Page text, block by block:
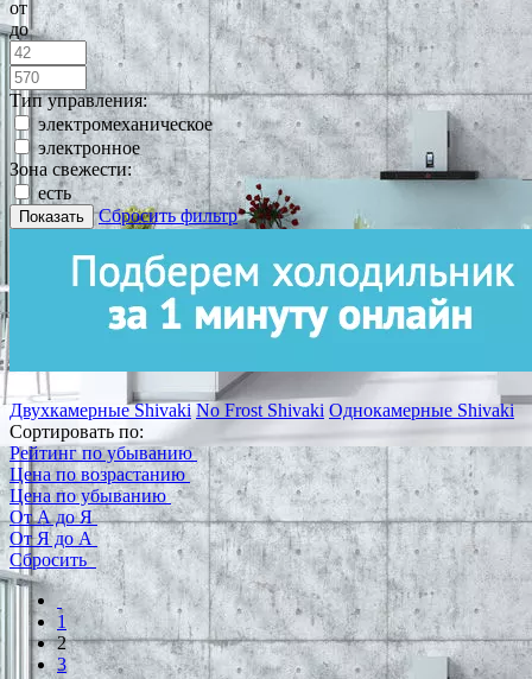
от
до
Тип управления:
электромеханическое
электронное
Зона свежести:
есть
Показать Сбросить фильтр
Двухкамерные Shivaki No Frost Shivaki Однокамерные Shivaki
Сортировать по:
Рейтинг по убыванию
Цена по возрастанию
Цена по убыванию
От А до Я
От Я до А
Сбросить
1
2
3